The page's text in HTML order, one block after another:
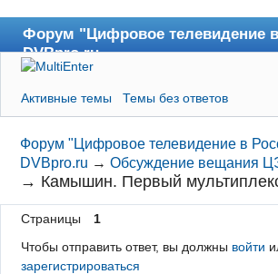
Форум "Цифровое телевидение
DVBpro.ru
Форум
Сайт DVBpro.ru
Поиск
Регистрация
Вход
Активные темы Темы без ответов
Форум "Цифровое телевидение в
DVBpro.ru →Обсуждение вещания
→ Камышин. Первый
Страницы
1
Чтобы отправить ответ, вы должны войти
зарегистрироваться